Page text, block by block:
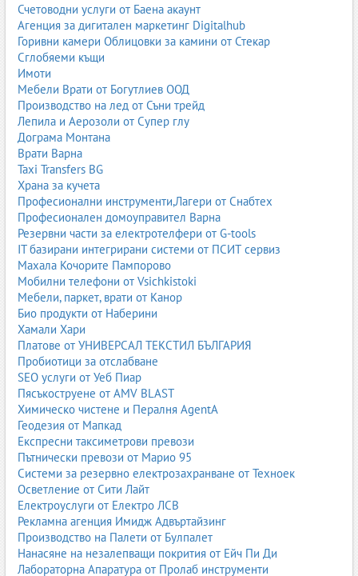
Счетоводни услуги от Баена акаунт
Агенция за дигитален маркетинг Digitalhub
Горивни камери Облицовки за камини от Стекар
Сглобяеми къщи
Имоти
Мебели Врати от Богутлиев ООД
Производство на лед от Съни трейд
Лепила и Аерозоли от Супер глу
Дограма Монтана
Врати Варна
Taxi Transfers BG
Храна за кучета
Професионални инструменти,Лагери от Снабтех
Професионален домоуправител Варна
Резервни части за електротелфери от G-tools
IT базирани интегрирани системи от ПСИТ сервиз
Махала Кочорите Пампорово
Мобилни телефони от Vsichkistoki
Мебели, паркет, врати от Канор
Био продукти от Наберини
Хамали Хари
Платове от УНИВЕРСАЛ ТЕКСТИЛ БЪЛГАРИЯ
Пробиотици за отслабване
SEO услуги от Уеб Пиар
Пясъкоструене от AMV BLAST
Химическо чистене и Пералня AgentA
Геодезия от Мапкад
Експресни таксиметрови превози
Пътнически превози от Марио 95
Системи за резервно електрозахранване от Техноек
Осветление от Сити Лайт
Електроуслуги от Електро ЛСВ
Рекламна агенция Имидж Адвъртайзинг
Производство на Палети от Булпалет
Нанасяне на незалепващи покрития от Ейч Пи Ди
Лабораторна Апаратура от Пролаб инструменти